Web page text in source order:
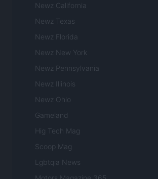
Newz California
Newz Texas
Newz Florida
Newz New York
Newz Pennsylvania
Newz Illinois
Newz Ohio
Gameland
Hig Tech Mag
Scoop Mag
Lgbtqia News